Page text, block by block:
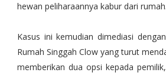
hewan peliharaannya kabur dari rumah.
Kasus ini kemudian dimediasi
Rumah Singgah Clow yang turut
memberikan dua opsi kepada